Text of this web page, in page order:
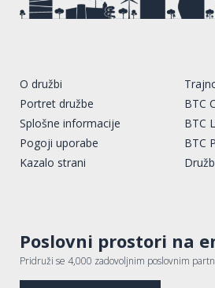
O družbi
Portret družbe
Splošne informacije
Pogoji uporabe
Kazalo strani
BTC
BTC
BTC
Poslovni prostori na
Pridruži se 4,000 zadovoljnim poslovnim